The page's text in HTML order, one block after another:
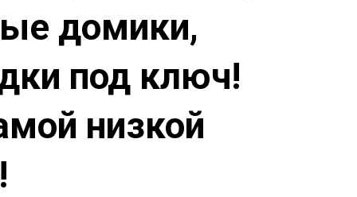
домики,
под ключ!
низкой